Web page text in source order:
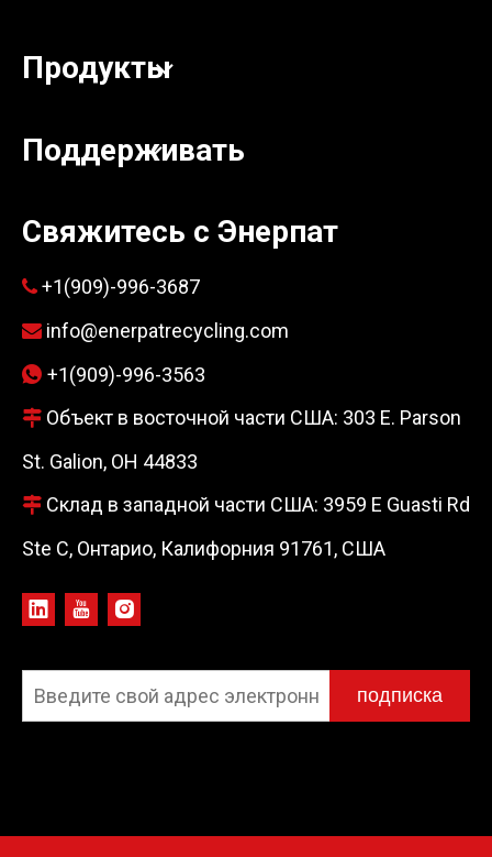
Продукты
Поддерживать
Свяжитесь с Энерпат
 +1(909)-996-3687
 info@enerpatrecycling.com
 +1(909)-996-3563
 Объект в восточной части США: 303 E. Parson
St. Galion, OH 44833
 Склад в западной части США: 3959 E Guasti Rd
Ste C, Онтарио, Калифорния 91761, США
подписка